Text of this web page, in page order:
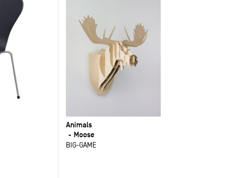
Animals
Moose
BIG-GAME